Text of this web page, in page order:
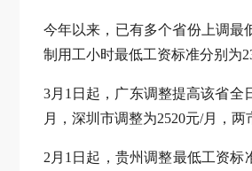
今年以来，已有多个省份上调最
制用工小时最低工资标准分别为
3月1日起，广东调整提高该省全
月，深圳市调整为2520元/月，
2月1日起，贵州调整最低工资标